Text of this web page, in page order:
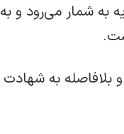
به شمار می‌رود و به
به شهادت